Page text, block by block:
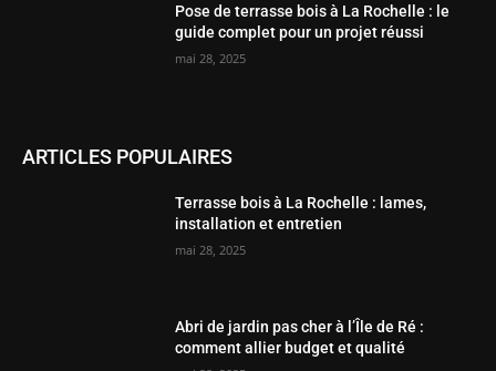
Pose de terrasse bois à La Rochelle : le
guide complet pour un projet réussi
mai 28, 2025
ARTICLES POPULAIRES
Terrasse bois à La Rochelle : lames,
installation et entretien
mai 28, 2025
Abri de jardin pas cher à l’Île de Ré :
comment allier budget et qualité